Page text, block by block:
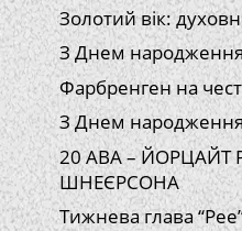
Золотий вік:
З Днем
Фарбренген на
З Днем
20 АВА – ЙОРЦАЙТ
ШНЕЄРСОНА
Тижнева глава